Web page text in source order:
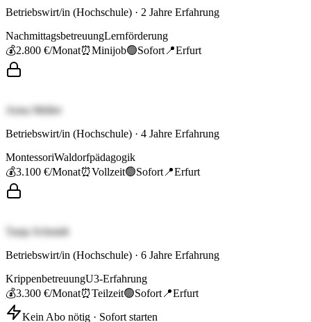
Betriebswirt/in (Hochschule) · 2 Jahre Erfahrung
NachmittagsbetreuungLernförderung
💰2.800 €/Monat⏰Minijob🟢Sofort 📍Erfurt
Anna Müller
Betriebswirt/in (Hochschule) · 4 Jahre Erfahrung
MontessoriWaldorfpädagogik
💰3.100 €/Monat⏰Vollzeit🟢Sofort 📍Erfurt
Tanja Schmidt
Betriebswirt/in (Hochschule) · 6 Jahre Erfahrung
KrippenbetreuungU3-Erfahrung
💰3.300 €/Monat⏰Teilzeit🟢Sofort 📍Erfurt
Kein Abo nötig · Sofort starten